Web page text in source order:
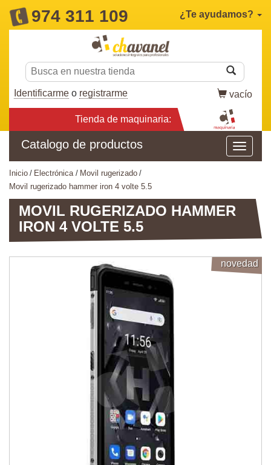
974 311 109 ¿Te ayudamos?
Identificarme o registrarme vacío
Tienda de maquinaria:
Catalogo de productos
inicio electrónica
movil rugerizado
movil rugerizado hammer iron 4 volte 5.5
MOVIL RUGERIZADO HAMMER
IRON 4 VOLTE 5.5
novedad